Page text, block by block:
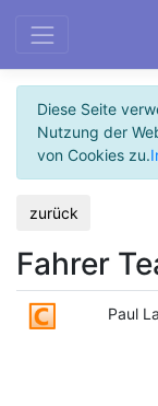
Diese Seite
Nutzung der
von Cookies zu.
zurück
Fahrer
Paul